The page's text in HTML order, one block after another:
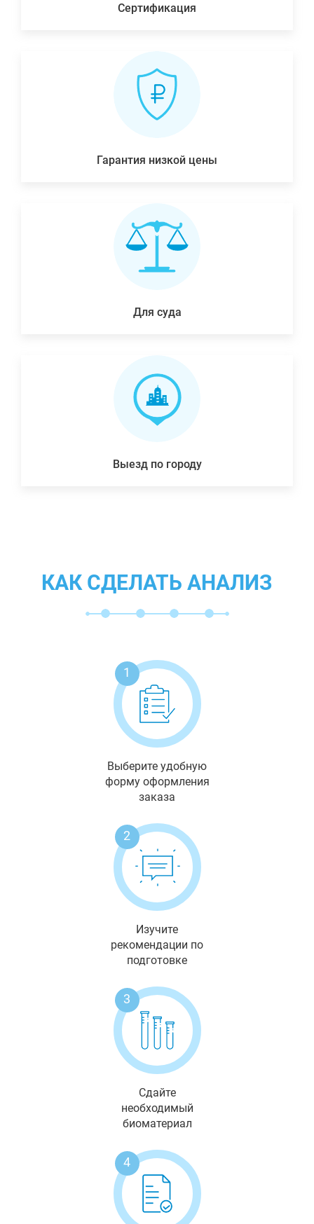
Сертификация
Гарантия низкой цены
Для суда
Выезд по городу
КАК СДЕЛАТЬ АНАЛИЗ
1
Выберите удобную
форму оформления
заказа
2
Изучите
рекомендации по
подготовке
3
Сдайте
необходимый
биоматериал
4